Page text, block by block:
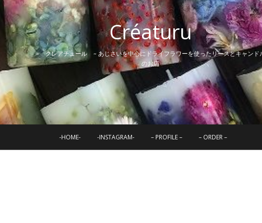
Créaturu
~ クレアチュール ~ あじさいを中心にドライフラワーを使ったリースとキャンド
のお店
-HOME- -INSTAGRAM- – PROFILE – – ORDER –